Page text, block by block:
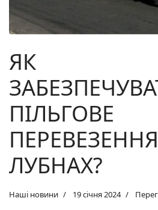
ЯК
ПІЛЬГОВЕ
ЛУБНАХ?
Наші новини 19 січня 2024